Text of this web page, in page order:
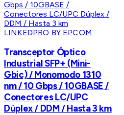
LINKEDPRO BY EPCOM
Transceptor Óptico
Industrial SFP+ (Mini-
Gbic) / Monomodo 1310
nm / 10 Gbps / 10GBASE /
Conectores LC/UPC
Dúplex / DDM / Hasta 3 km